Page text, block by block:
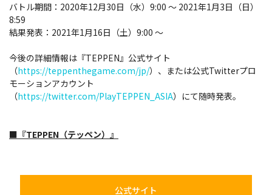
バトル期間：2020年12月30日（水）9:00 ～ 2021年1月3日（日）
8:59
結果発表：2021年1月16日（土）9:00 ～
今後の詳細情報は『TEPPEN』公式サイト
（https://teppenthegame.com/jp/）、または公式Twitterプロ
モーションアカウント
（https://twitter.com/PlayTEPPEN_ASIA）にて随時発表。
■『TEPPEN（テッペン）』
公式サイト